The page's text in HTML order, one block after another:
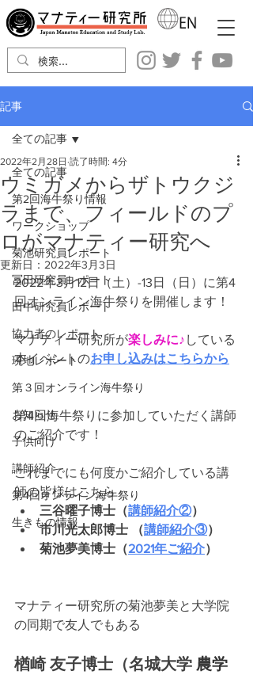
記事
全ての記事
第2回海牛祭り情報
ワークショップ
菊池研究員レポート
冨田研究員レポート
田中研究員レポート
協力者のレポート
現地レポート
第３回オンライン海牛祭り
お知らせ
子供向け
講師紹介
第4回オンライン海牛祭り
生きもの情報
全ての記事
ウミガメからザトウクジ
ラまで、フィールドのプ
ロがマナティー研究へ
2022年2月28日 読了時間: 4分
更新日： 2022年3月3日
2022年3月12日（土）-13日（日）に第4
回オンライン海牛祭りを開催します！
マナティー研究所が楽しみに♪ している
本イベントのお申し込みはこちらから
第4回海牛祭りに参加していただく講師
のご紹介です！
これまでにも何度かご紹介している講
師の皆様はこちら
三谷曜子博士（講師紹介②）
市川光太郎博士 （講師紹介③）
菊池夢美博士（2021年ご紹介）
マナティー研究所の菊池夢美と大学院
の同期で友人でもある
楢崎 友子博士（名城大学 農学